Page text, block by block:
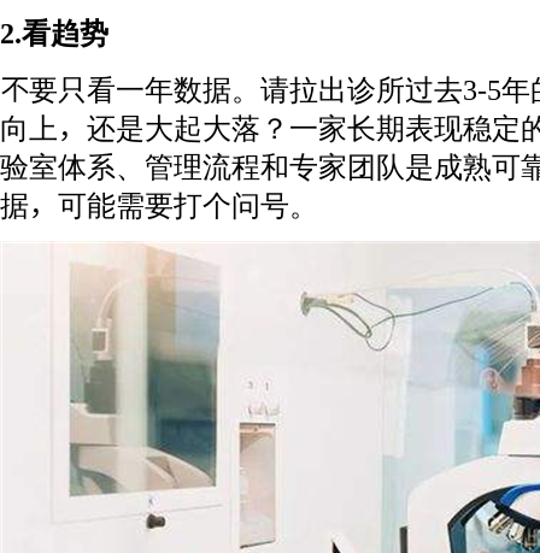
2.看趋势
不要只看一年数据。请拉出诊所过去3-5
向上，还是大起大落？一家长期表现稳定
验室体系、管理流程和专家团队是成熟可
据，可能需要打个问号。